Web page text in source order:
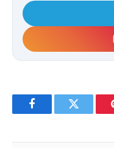
FacebookTwitter